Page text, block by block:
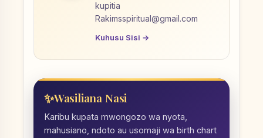
kupitia
Rakimsspiritual@gmail.com
Kuhusu Sisi →
Wasiliana Nasi
Karibu kupata mwongozo wa nyota,
mahusiano, ndoto au usomaji wa birth chart